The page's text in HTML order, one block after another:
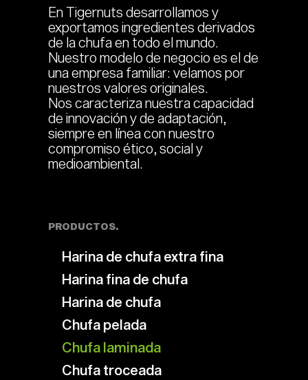
En Tigernuts desarrollamos y
exportamos ingredientes derivados
de la chufa en todo el mundo.
Nuestro modelo de negocio es el de
una empresa familiar: velamos por
nuestros valores originales.
Nos caracteriza nuestra capacidad
de innovación y de adaptación,
siempre en línea con nuestro
compromiso ético, social y
medioambiental.
PRODUCTOS.
Harina de chufa extra fina
Harina fina de chufa
Harina de chufa
Chufa pelada
Chufa laminada
Chufa troceada